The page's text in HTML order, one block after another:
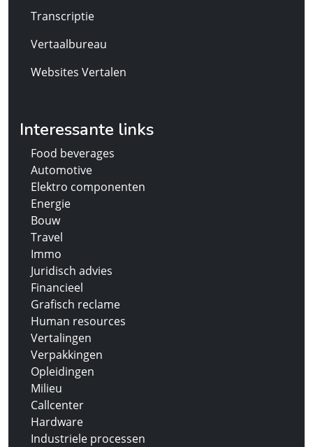
Transcriptie
Vertaalbureau
Websites Vertalen
Interessante links
Food beverages
Automotive
Elektro componenten
Energie
Bouw
Travel
Immo
Juridisch advies
Financieel
Grafisch reclame
Human resources
Vertalingen
Verpakkingen
Opleidingen
Milieu
Callcenter
Hardware
Industriele processen